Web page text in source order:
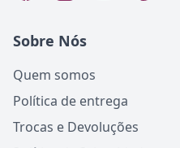
Sobre Nós
Quem somos
Política de entrega
Trocas e Devoluções